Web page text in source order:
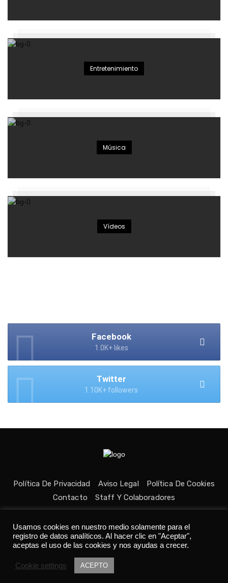
Entretenimiento
Música
Vídeos
Facebook
1.0K+ likes
Twitter
1.10K+ followers
Política De Privacidad Aviso Legal
Política De Cookies
Contacto
Staff Y Colaboradores
Asturias. 👨‍💻Desarrollado por
Usamos cookies en nuestro medio solamente para el
registro de datos analíticos. Al hacer clic en "Aceptar",
aceptas el uso de las cookies y nos ayudas a crecer.
Cookie settings ACEPTO